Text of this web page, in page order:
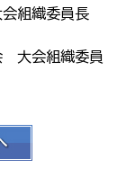
組織委員長
大会組織委員